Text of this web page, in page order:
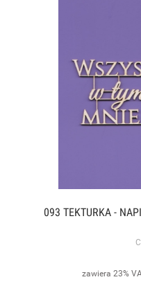
093 TEKTURKA -
zawiera 23%